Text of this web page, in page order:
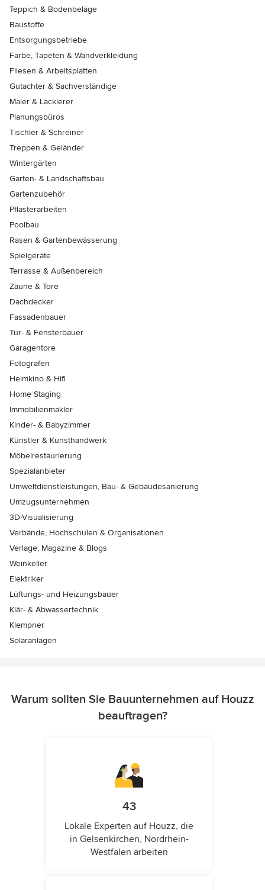
Teppich & Bodenbeläge
Baustoffe
Entsorgungsbetriebe
Farbe, Tapeten & Wandverkleidung
Fliesen & Arbeitsplatten
Gutachter & Sachverständige
Maler & Lackierer
Planungsbüros
Tischler & Schreiner
Treppen & Geländer
Wintergärten
Garten- & Landschaftsbau
Gartenzubehör
Pflasterarbeiten
Poolbau
Rasen & Gartenbewässerung
Spielgeräte
Terrasse & Außenbereich
Zäune & Tore
Dachdecker
Fassadenbauer
Tür- & Fensterbauer
Garagentore
Fotografen
Heimkino & Hifi
Home Staging
Immobilienmakler
Kinder- & Babyzimmer
Künstler & Kunsthandwerk
Möbelrestaurierung
Spezialanbieter
Umweltdienstleistungen, Bau- & Gebäudesanierung
Umzugsunternehmen
3D-Visualisierung
Verbände, Hochschulen & Organisationen
Verlage, Magazine & Blogs
Weinkeller
Elektriker
Lüftungs- und Heizungsbauer
Klär- & Abwassertechnik
Klempner
Solaranlagen
Warum sollten Sie Bauunternehmen auf Houzz
beauftragen?
43
Lokale Experten auf Houzz, die
in Gelsenkirchen, Nordrhein-
Westfalen arbeiten